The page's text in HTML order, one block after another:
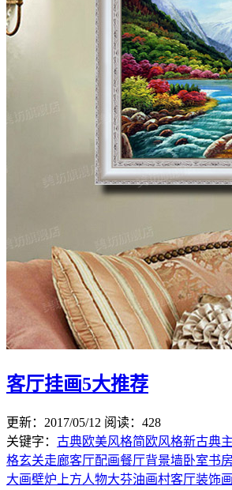
客厅挂画5大推荐
更新：2017/05/12 阅读：428
关键字： 古典欧美风格简欧风格新古典
格玄关走廊客厅配画餐厅背景墙卧室书房
大画壁炉上方人物大芬油画村客厅装饰画